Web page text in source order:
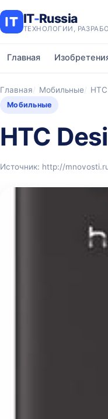
IT-Russia
ТЕХНОЛОГИИ,
Главная
Главная Мобильные
Мобильные
HTC
Источник: http://